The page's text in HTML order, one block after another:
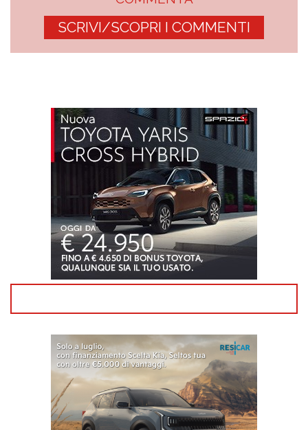
SCRIVI/SCOPRI I COMMENTI